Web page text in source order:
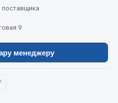
поставщика
9
менеджеру